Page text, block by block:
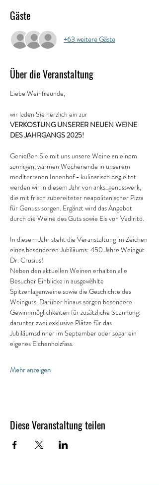
Gäste
+63 weitere Gäste
Über die Veranstaltung
Liebe Weinfreunde,
wir laden Sie herzlich ein zur
VERKOSTUNG UNSERER NEUEN WEINE
DES JAHRGANGS 2025!
Genießen Sie mit uns unsere Weine an einem
sonnigen, warmen Wochenende in unserem
mediterranen Innenhof - kulinarisch begleitet
werden wir in diesem Jahr von anks_genusswerk,
die mit frisch zubereiteter neapolitanischer Pizza
für Genuss sorgen. Ergänzt wird das Angebot
durch die Weine des Guts sowie Eis von Vadirito.
In diesem Jahr steht die Veranstaltung im Zeichen
eines besonderen Jubiläums: 450 Jahre Weingut
Dr. Crusius!
Neben den aktuellen Weinen erhalten alle
Besucher Einblicke in ausgewählte
Spitzenlagenweine sowie die Geschichte des
Weinguts. Darüber hinaus sorgen besondere
Gewinnmöglichkeiten für zusätzliche Spannung:
darunter zwei exklusive Plätze für das
Jubiläumsdinner im September oder sogar ein
eigenes Eichenholzfass.
Mehr anzeigen
Diese Veranstaltung teilen